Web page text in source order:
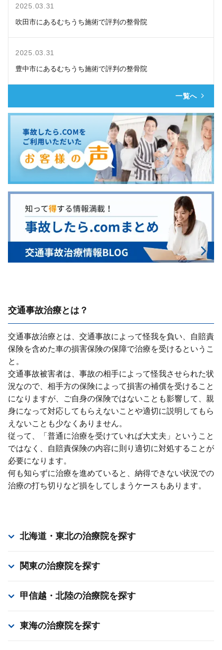
2025.03.31
吹田市にあるむちうち施術で評判の整骨院
2025.03.31
豊中市にあるむちうち施術で評判の整骨院
一覧へ
交通事故治療とは？
交通事故治療とは、交通事故によって怪我を負い、⾃賠責
保険を含めた⾞の損害保険の保障で治療を受けるというこ
と。
交通事故被害者は、事故の相⼿によって怪我させられた状
況なので、相⼿⽅の保険によって損害の補償を受けること
になりますが、ご⾃⾝の保険ではないことも影響して、親
⾝になって対応してもらえないことや適切に説明してもら
えないことも少なくありません。
従って、「普通に治療を受けていれば⼤丈夫」ということ
ではなく、⾃賠責保険の内容に則り適切に対処することが
必要になります。
何も知らずに治療を進めていると、納得できない状況での
治療の打ち切りなど損をしてしまうケースもあります。
北海道・東北の治療院を探す
関東の治療院を探す
甲信越・北陸の治療院を探す
東海の治療院を探す